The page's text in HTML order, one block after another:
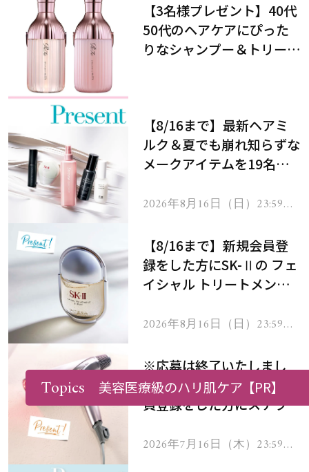
【3名様プレゼント】40代
50代のヘアケアにぴった
りなシャンプー＆トリート
【8/16まで】最新ヘアミ
ルク＆夏でも崩れ知らずな
メークアイテムを19名様
2026年8月16日（日）23:59ま
【8/16まで】新規会員登
録をした方にSK-Ⅱの フェ
イシャル トリートメント
2026年8月16日（日）23:59ま
※応募は終了いたしまし
た。【7/16まで】新規会
員登録をした方にステラボ
ヘアドライヤー ジュエル
2026年7月16日（木）23:59ま
Topics 美容医療級のハリ肌ケア【PR】